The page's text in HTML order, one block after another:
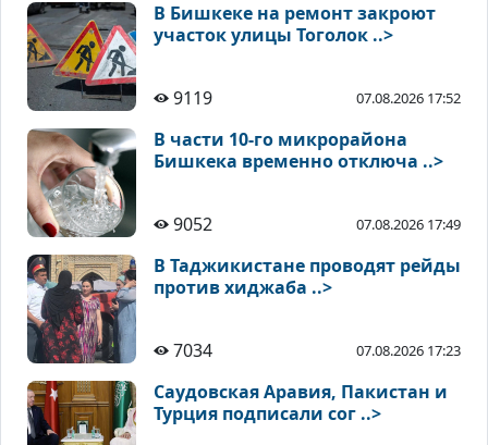
В Бишкеке на ремонт закроют
участок улицы Тоголок ..>
9119 07.08.2026 17:52
В части 10-го микрорайона
Бишкека временно отключа ..>
9052 07.08.2026 17:49
В Таджикистане проводят рейды
против хиджаба ..>
7034 07.08.2026 17:23
Саудовская Аравия, Пакистан и
Турция подписали сог ..>